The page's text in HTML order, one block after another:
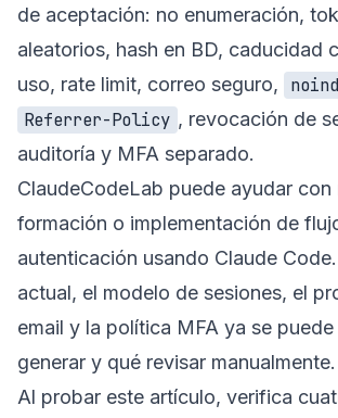
de aceptación: no enumeración,
aleatorios, hash en BD, caducidad
uso, rate limit, correo seguro,
Referrer-Policy , revocación de
auditoría y MFA separado.
ClaudeCodeLab puede ayudar con
formación o implementación de
autenticación usando Claude
actual, el modelo de sesiones, el
email y la política MFA ya se
generar y qué revisar manualmente.
Al probar este artículo, verifica